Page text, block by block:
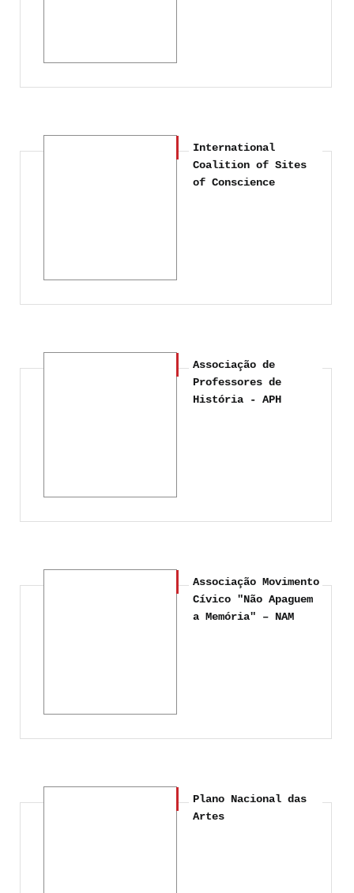
International
Coalition of Sites
of Conscience
Associação de
Professores de
História - APH
Associação Movimento
Cívico "Não Apaguem
a Memória" – NAM
Plano Nacional das
Artes